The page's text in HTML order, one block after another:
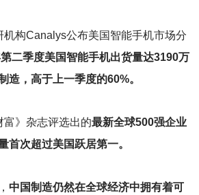
构Canalys公布美国智能手机市场分
二季度美国智能手机出货量达3190万
造，高于上一季度的60%。
富》杂志评选出的最新全球500强企业
首次超过美国跃居第一。
中国制造仍然在全球经济中拥有着可